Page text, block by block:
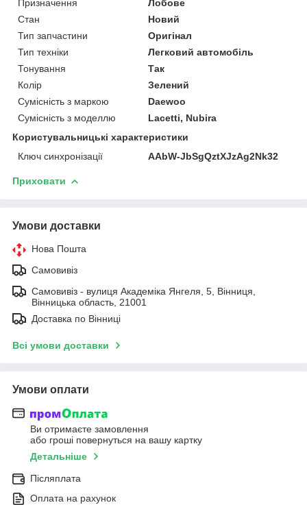
Призначення
Лобове
Стан
Новий
Тип запчастини
Оригінал
Тип техніки
Легковий автомобіль
Тонування
Так
Колір
Зелений
Сумісність з маркою
Daewoo
Сумісність з моделлю
Lacetti, Nubira
Користувальницькі характеристики
Ключ синхронізації
AAbW-JbSgQztXJzAg2Nk32
Приховати
Умови доставки
Нова Пошта
Самовивіз
Самовивіз - вулиця Академіка Янгеля, 5, Вінниця,
Вінницька область, 21001
Доставка по Вінниці
Всі умови доставки
Умови оплати
Ви отримаєте замовлення
або гроші повернуться на вашу картку
Детальніше
Післяплата
Оплата на рахунок